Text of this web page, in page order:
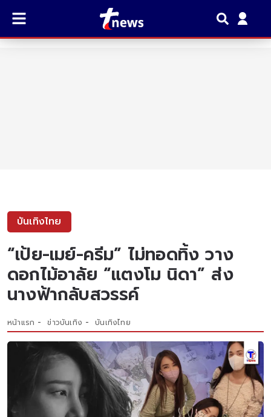
บันเทิงไทย
“เป้ย-เมย์-ครีม” ไม่ทอดทิ้ง วาง
ดอกไม้อาลัย “แตงโม นิดา” ส่ง
นางฟ้ากลับสวรรค์
หน้าแรก ข่าวบันเทิง บันเทิงไทย